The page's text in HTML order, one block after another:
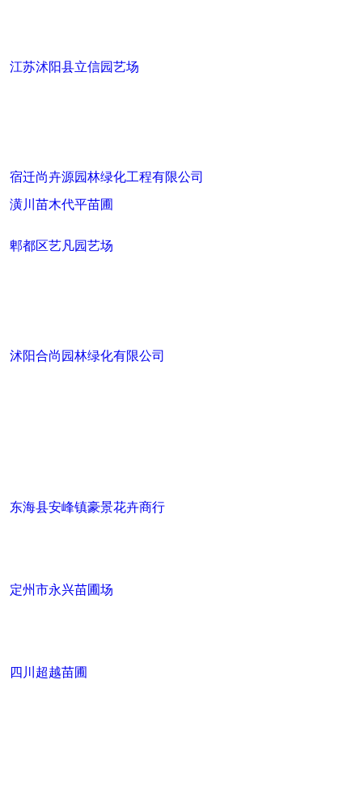
江苏沭阳县立信园艺场
宿迁尚卉源园林绿化工程有限公司
潢川苗木代平苗圃
郫都区艺凡园艺场
沭阳合尚园林绿化有限公司
东海县安峰镇豪景花卉商行
定州市永兴苗圃场
四川超越苗圃